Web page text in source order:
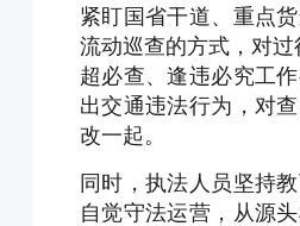
紧盯国省干道、重点
流动巡查的方式，对
超必查、逢违必究工
出交通违法行为，对
改一起。
同时，执法人员坚持
自觉守法运营，从源